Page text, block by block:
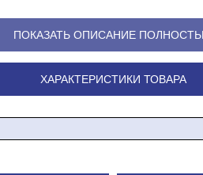
ПОКАЗАТЬ ОПИСАНИЕ
ХАРАКТЕРИСТИКИ ТОВАРА